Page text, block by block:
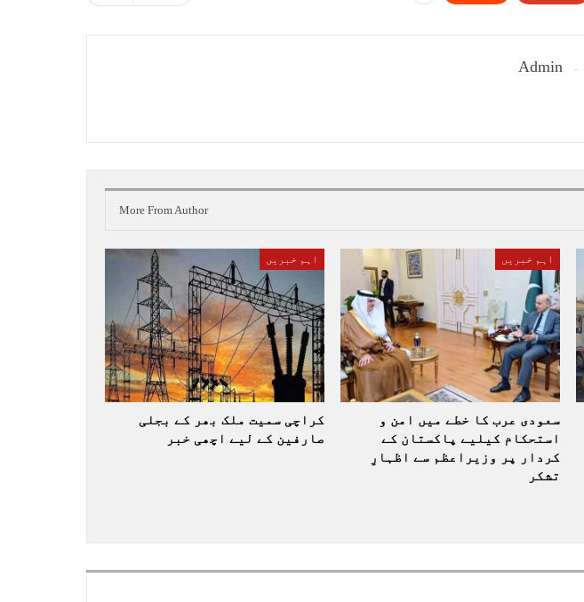
Admin
More From Author
اہم خبریں
سعودی عرب کا خطے میں امن و
استحکام کیلیے پاکستان کے
کردار پر وزیراعظم سے اظہارِ
تشکر
اہم خبریں
کراچی سمیت ملک بھر کے بجلی
صارفین کے لیے اچھی خبر